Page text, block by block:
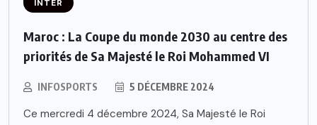
INTER
Maroc : La Coupe du monde 2030 au centre des
priorités de Sa Majesté le Roi Mohammed VI
INFOSPORTS 5 DÉCEMBRE 2024
Ce mercredi 4 décembre 2024, Sa Majesté le Roi